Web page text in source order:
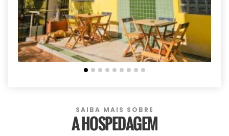
SAIBA MAIS SOBRE
A HOSPEDAGEM